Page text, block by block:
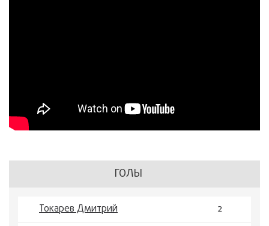
ГОЛЫ
Токарев Дмитрий
2